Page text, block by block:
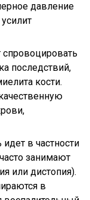
давление
спровоцировать
последствий,
кости.
в частности
занимают
или дистопия).
в